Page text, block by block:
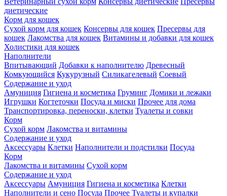
диетические
Корм для кошек
Сухой корм для кошек Консервы для кошек Пресервы для
кошек Лакомства для кошек Витамины и добавки для кошек
Холистики для кошек
Наполнители
Впитывающий Добавки к наполнителю Древесный
Комкующийся Кукурузный Силикагелевый Соевый
Содержание и уход
Амуниция Гигиена и косметика Груминг Домики и лежаки
Игрушки Когтеточки Посуда и миски Прочее для дома
Транспортировка, переноски, клетки Туалеты и совки
Корм
Сухой корм Лакомства и витамины
Содержание и уход
Аксессуары Клетки Наполнители и подстилки Посуда
Корм
Лакомства и витамины Сухой корм
Содержание и уход
Аксессуары Амуниция Гигиена и косметика Клетки
Наполнители и сено Посуда Прочее Туалеты и купалки